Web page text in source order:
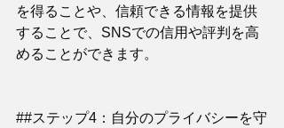
を得ることや、信頼できる情報を提供
することで、SNSでの信用や評判を高
めることができます。
##ステップ4：自分のプライバシーを守